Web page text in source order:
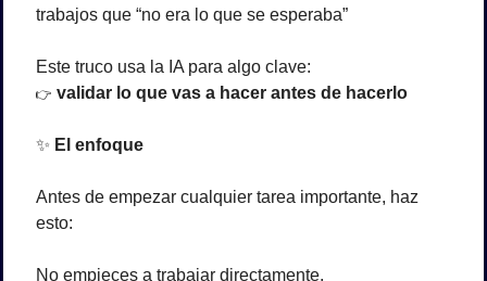
trabajos que “no era lo que se esperaba”
Este truco usa la IA para algo clave:
👉 validar lo que vas a hacer antes de hacerlo
✨ El enfoque
Antes de empezar cualquier tarea importante, haz
esto:
No empieces a trabajar directamente.